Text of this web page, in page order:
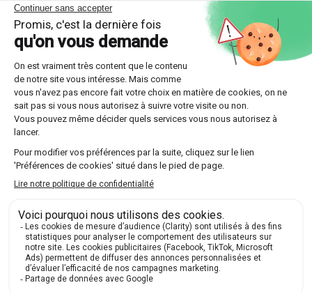
incendies.
Interrupteurs différentiels
Les interrupteurs différentielsajoutent une couche
supplémentaire de sécurité en détectant les différences
de courant entre le fil neutre et le fil phase. Si une
différence est détectée, l'interrupteur différentiel coupe
immédiatement le courant. Cela est particulièrement
important pour la prévention des électrocutions.
Le pont de Wheatstone : mesurer la
résistance
Lepont de Wheatstoneest un dispositif utilisé pour
inconnue. Il se compose de quatre résistances
disposées en forme de losange avec une source de
tension appliquée entre deux coins opposés.
En ajustant les valeurs des trois résistances connues
jusqu'à ce qu'aucun courant ne traverse le